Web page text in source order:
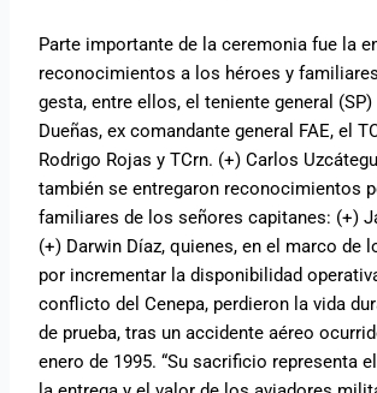
Parte importante de la ceremonia fue la
reconocimientos a los héroes y
gesta, entre ellos, el teniente general (SP)
Dueñas, ex comandante general FAE, el
Rodrigo Rojas y TCrn. (+) Carlos
también se entregaron reconocimientos
familiares de los señores capitanes: (+)
(+) Darwin Díaz, quienes, en el marco de
por incrementar la disponibilidad
conflicto del Cenepa, perdieron la vida
de prueba, tras un accidente aéreo
enero de 1995. “Su sacrificio representa